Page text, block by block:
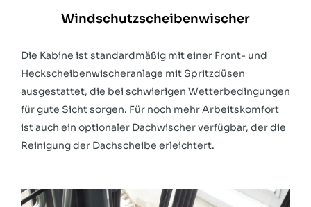
Windschutzscheibenwischer
Die Kabine ist standardmäßig mit einer Front- und
Heckscheibenwischeranlage mit Spritzdüsen
ausgestattet, die bei schwierigen Wetterbedingungen
für gute Sicht sorgen. Für noch mehr Arbeitskomfort
ist auch ein optionaler Dachwischer verfügbar, der die
Reinigung der Dachscheibe erleichtert.